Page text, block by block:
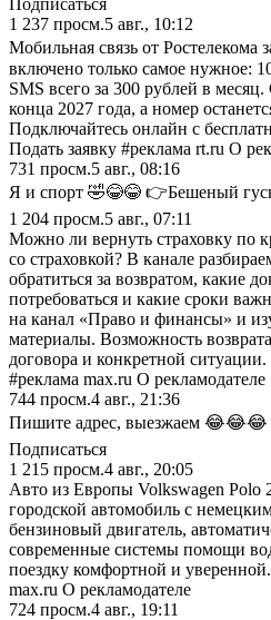
1 237 просм.5 авг., 10:12
Мобильная связь от Ростелекома
включено только самое нужное:
SMS всего за 300 рублей в
конца 2027 года, а номер
Подключайтесь онлайн с
Подать заявку #реклама rt.ru О
731 просм.5 авг., 08:16
Я и спорт 🤣😂😂 👉Бешеный
1 204 просм.5 авг., 07:11
Можно ли вернуть страховку по
со страховкой? В канале
обратиться за возвратом, какие
потребоваться и какие сроки
на канал «Право и финансы» и
материалы. Возможность
договора и конкретной
#реклама max.ru О рекламодателе
744 просм.4 авг., 21:36
Пишите адрес, выезжаем
Подписаться
1 215 просм.4 авг., 20:05
Авто из Европы Volkswagen
городской автомобиль с
бензиновый двигатель,
современные системы помощи
поездку комфортной и
max.ru О рекламодателе
724 просм.4 авг., 19:11